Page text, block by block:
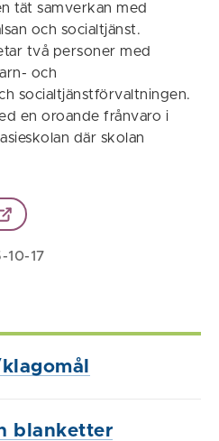
tät samverkan med
och socialtjänst.
två personer med
och
socialtjänstförvaltningen.
en oroande frånvaro i
där skolan
10-17
blanketter